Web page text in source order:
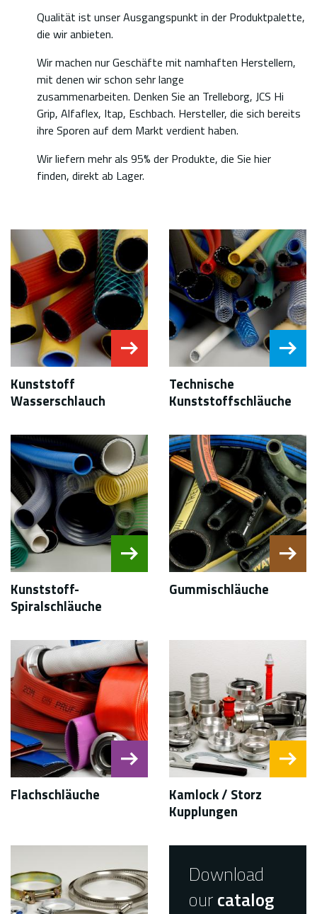
Qualität ist unser Ausgangspunkt in der Produktpalette,
die wir anbieten.
Wir machen nur Geschäfte mit namhaften Herstellern,
mit denen wir schon sehr lange
zusammenarbeiten. Denken Sie an Trelleborg, JCS Hi
Grip, Alfaflex, Itap, Eschbach. Hersteller, die sich bereits
ihre Sporen auf dem Markt verdient haben.
Wir liefern mehr als 95% der Produkte, die Sie hier
finden, direkt ab Lager.
Kunststoff
Wasserschlauch
Technische
Kunststoffschläuche
Kunststoff-
Spiralschläuche
Gummischläuche
Flachschläuche
Kamlock / Storz
Kupplungen
Download
ourcatalog